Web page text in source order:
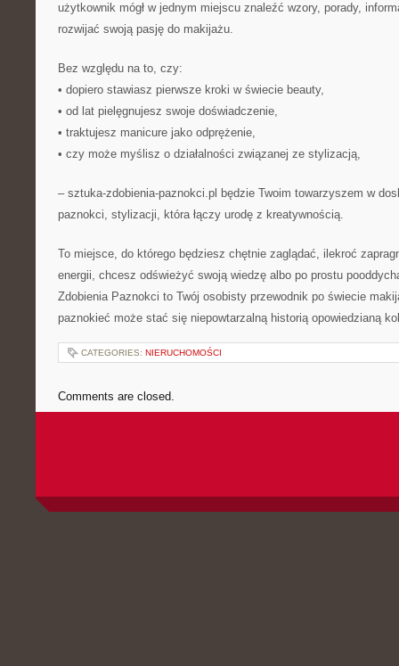
użytkownik mógł w jednym miejscu znaleźć wzory, porady,
rozwijać swoją pasję do makijażu.
Bez względu na to, czy:
• dopiero stawiasz pierwsze kroki w świecie beauty,
• od lat pielęgnujesz swoje doświadczenie,
• traktujesz manicure jako odprężenie,
• czy może myślisz o działalności związanej ze stylizacją,
– sztuka-zdobienia-paznokci.pl będzie Twoim towarzyszem w
paznokci, stylizacji, która łączy urodę z kreatywnością.
To miejsce, do którego będziesz chętnie zaglądać, ilekroć
energii, chcesz odświeżyć swoją wiedzę albo po prostu
Zdobienia Paznokci to Twój osobisty przewodnik po świecie
paznokieć może stać się niepowtarzalną historią opowiedzianą
CATEGORIES: NIERUCHOMOŚCI
Comments are closed.